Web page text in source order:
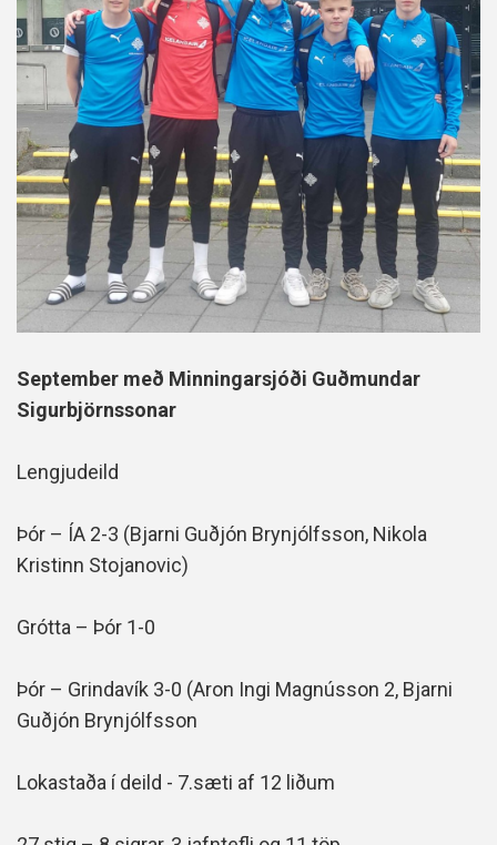
September með Minningarsjóði Guðmundar
Sigurbjörnssonar
Lengjudeild
Þór – ÍA 2-3 (Bjarni Guðjón Brynjólfsson, Nikola
Kristinn Stojanovic)
Grótta – Þór 1-0
Þór – Grindavík 3-0 (Aron Ingi Magnússon 2, Bjarni
Guðjón Brynjólfsson
Lokastaða í deild - 7.sæti af 12 liðum